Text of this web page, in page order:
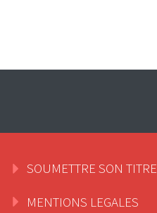
SOUMETTRE SON TITRE
MENTIONS LEGALES